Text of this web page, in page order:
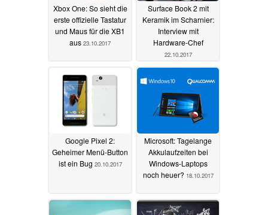
Xbox One: So sieht die
erste offizielle Tastatur
und Maus für die XB1
aus 23.10.2017
Surface Book 2 mit
Keramik im Scharnier:
Interview mit
Hardware-Chef
22.10.2017
Google Pixel 2:
Geheimer Menü-Button
ist ein Bug 20.10.2017
Microsoft: Tagelange
Akkulaufzeiten bei
Windows-Laptops
noch heuer? 18.10.2017